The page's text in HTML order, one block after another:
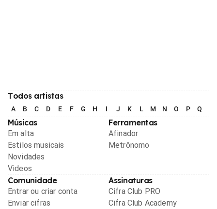
Todos artistas
A B C D E F G H I J K L M N O P Q
Músicas
Em alta
Estilos musicais
Novidades
Videos
Ferramentas
Afinador
Metrônomo
Comunidade
Entrar ou criar conta
Enviar cifras
Assinaturas
Cifra Club PRO
Cifra Club Academy